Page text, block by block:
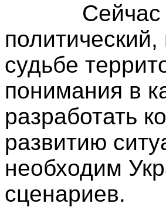
Сейчас для
судьбе
понимания в
разработать
развитию
необходим
сценариев.